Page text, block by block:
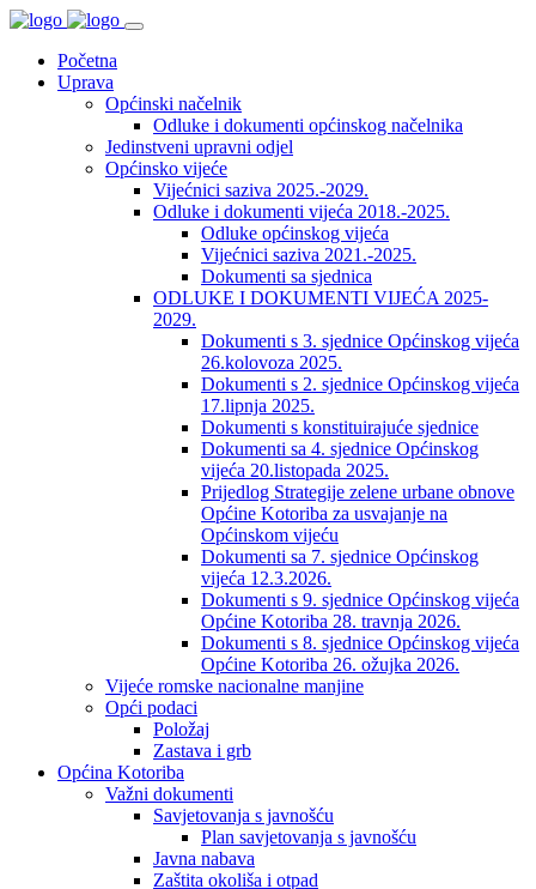
Početna
Uprava
Općinski načelnik
Odluke i dokumenti općinskog načelnika
Jedinstveni upravni odjel
Općinsko vijeće
Vijećnici saziva 2025.-2029.
Odluke i dokumenti vijeća 2018.-2025.
Odluke općinskog vijeća
Vijećnici saziva 2021.-2025.
Dokumenti sa sjednica
ODLUKE I DOKUMENTI VIJEĆA 2025-
2029.
Dokumenti s 3. sjednice Općinskog vijeća
26.kolovoza 2025.
Dokumenti s 2. sjednice Općinskog vijeća
17.lipnja 2025.
Dokumenti s konstituirajuće sjednice
Dokumenti sa 4. sjednice Općinskog
vijeća 20.listopada 2025.
Prijedlog Strategije zelene urbane obnove
Općine Kotoriba za usvajanje na
Općinskom vijeću
Dokumenti sa 7. sjednice Općinskog
vijeća 12.3.2026.
Dokumenti s 9. sjednice Općinskog vijeća
Općine Kotoriba 28. travnja 2026.
Dokumenti s 8. sjednice Općinskog vijeća
Općine Kotoriba 26. ožujka 2026.
Vijeće romske nacionalne manjine
Opći podaci
Položaj
Zastava i grb
Općina Kotoriba
Važni dokumenti
Savjetovanja s javnošću
Plan savjetovanja s javnošću
Javna nabava
Zaštita okoliša i otpad